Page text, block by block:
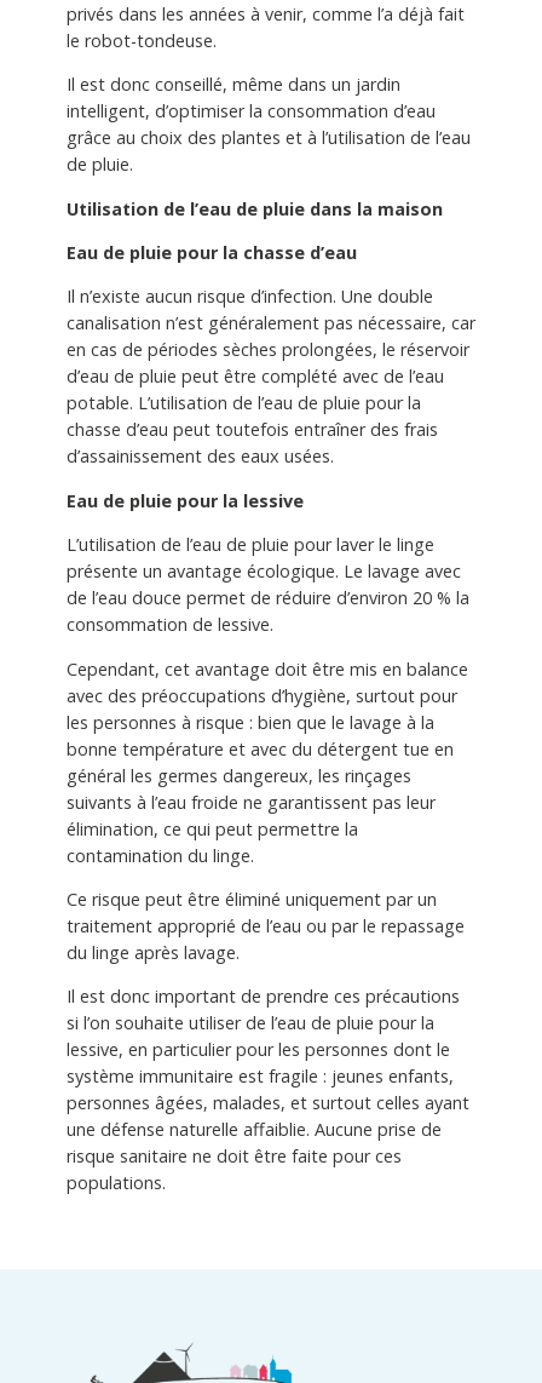
privés dans les années à venir, comme l’a déjà fait
le robot-tondeuse.
Il est donc conseillé, même dans un jardin
intelligent, d’optimiser la consommation d’eau
grâce au choix des plantes et à l’utilisation de l’eau
de pluie.
Utilisation de l’eau de pluie dans la maison
Eau de pluie pour la chasse d’eau
Il n’existe aucun risque d’infection. Une double
canalisation n’est généralement pas nécessaire, car
en cas de périodes sèches prolongées, le réservoir
d’eau de pluie peut être complété avec de l’eau
potable. L’utilisation de l’eau de pluie pour la
chasse d’eau peut toutefois entraîner des frais
d’assainissement des eaux usées.
Eau de pluie pour la lessive
L’utilisation de l’eau de pluie pour laver le linge
présente un avantage écologique. Le lavage avec
de l’eau douce permet de réduire d’environ 20 % la
consommation de lessive.
Cependant, cet avantage doit être mis en balance
avec des préoccupations d’hygiène, surtout pour
les personnes à risque : bien que le lavage à la
bonne température et avec du détergent tue en
général les germes dangereux, les rinçages
suivants à l’eau froide ne garantissent pas leur
élimination, ce qui peut permettre la
contamination du linge.
Ce risque peut être éliminé uniquement par un
traitement approprié de l’eau ou par le repassage
du linge après lavage.
Il est donc important de prendre ces précautions
si l’on souhaite utiliser de l’eau de pluie pour la
lessive, en particulier pour les personnes dont le
système immunitaire est fragile : jeunes enfants,
personnes âgées, malades, et surtout celles ayant
une défense naturelle affaiblie. Aucune prise de
risque sanitaire ne doit être faite pour ces
populations.
Informations